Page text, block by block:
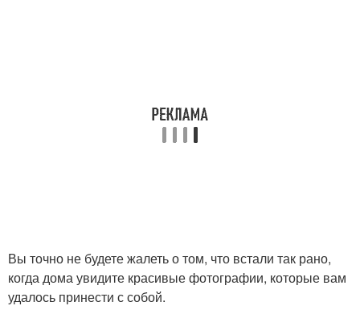
Вы точно не будете жалеть о том, что встали так рано,
когда дома увидите красивые фотографии, которые вам
удалось принести с собой.